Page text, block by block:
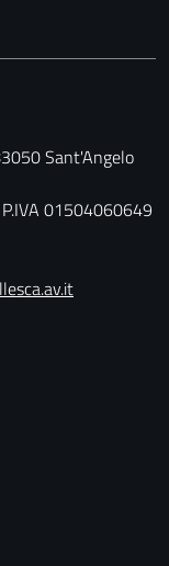
Sant'Angelo
01504060649